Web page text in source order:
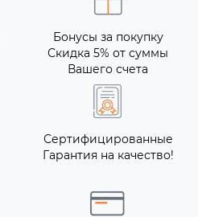
Бонусы за покупку
Скидка 5% от суммы
Вашего счета
Сертифицированные
Гарантия на качество!